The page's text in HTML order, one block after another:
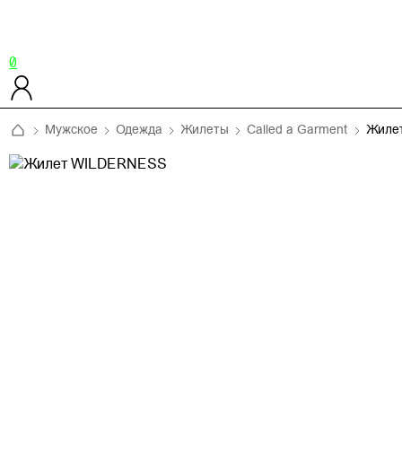
0
Мужское Одежда Жилеты Called a Garment